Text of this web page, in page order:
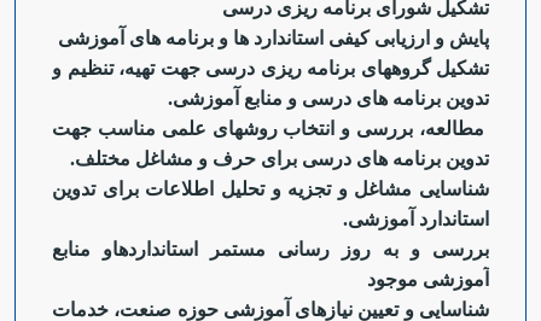
تشکیل شورای برنامه ریزی درسی
پایش و ارزیابی کیفی استاندارد ها و برنامه های آموزشی
تشکیل گروههای برنامه ریزی درسی جهت تهیه، تنظیم و
تدوین برنامه های درسی و منابع آموزشی.
مطالعه، بررسی و انتخاب روش‏های علمی مناسب جهت
تدوین برنامه های درسی برای حرف و مشاغل مختلف.
شناسایی مشاغل و تجزیه و تحلیل اطلاعات برای تدوین
استاندارد آموزشی.
بررسی و به روز رسانی مستمر استانداردهاو منابع
آموزشی موجود
شناسایی و تعیین نیازهای آموزشی حوزه صنعت، خدمات